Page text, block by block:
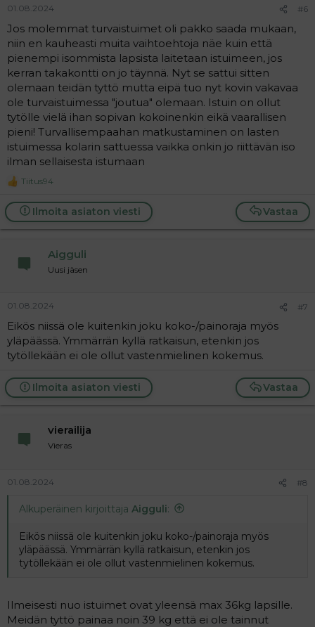
01.08.2024 #6
Jos molemmat turvaistuimet oli pakko saada mukaan,
niin en kauheasti muita vaihtoehtoja näe kuin että
pienempi isommista lapsista laitetaan istuimeen, jos
kerran takakontti on jo täynnä. Nyt se sattui sitten
olemaan teidän tyttö mutta eipä tuo nyt kovin vakavaa
ole turvaistuimessa "joutua" olemaan. Istuin on ollut
tytölle vielä ihan sopivan kokoinenkin eikä vaarallisen
pieni! Turvallisempaahan matkustaminen on lasten
istuimessa kolarin sattuessa vaikka onkin jo riittävän iso
ilman sellaisesta istumaan
R
a
c
t
Tiitus94
Vastaa
Ilmoita asiaton viesti
Aigguli
Uusi jäsen
01.08.2024 #7
Eikös niissä ole kuitenkin joku koko-/painoraja myös
yläpäässä. Ymmärrän kyllä ratkaisun, etenkin jos
tytöllekään ei ole ollut vastenmielinen kokemus.
Vastaa
Ilmoita asiaton viesti
vierailija
Vieras
01.08.2024 #8
Alkuperäinen kirjoittaja Aigguli:
Eikös niissä ole kuitenkin joku koko-/painoraja myös
yläpäässä. Ymmärrän kyllä ratkaisun, etenkin jos
tytöllekään ei ole ollut vastenmielinen kokemus.
Ilmeisesti nuo istuimet ovat yleensä max 36kg lapsille.
Meidän tyttö painaa noin 39 kg että ei ole tainnut